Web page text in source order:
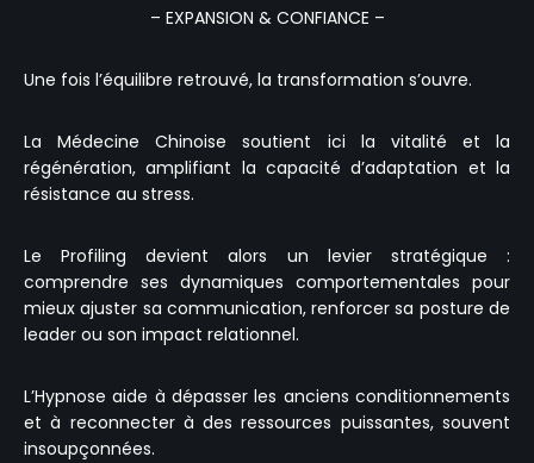
– EXPANSION & CONFIANCE –
Une fois l’équilibre retrouvé, la transformation s’ouvre.
La Médecine Chinoise soutient ici la vitalité et la
régénération, amplifiant la capacité d’adaptation et la
résistance au stress.
Le Profiling devient alors un levier stratégique :
comprendre ses dynamiques comportementales pour
mieux ajuster sa communication, renforcer sa posture de
leader ou son impact relationnel.
L’Hypnose aide à dépasser les anciens conditionnements
et à reconnecter à des ressources puissantes, souvent
insoupçonnées.